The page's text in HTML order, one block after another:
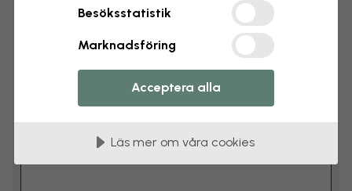
Lägg till kommentar
Kommentar #1
Besöksstatistik
Marknadsföring
Acceptera alla
Läs mer om våra cookies